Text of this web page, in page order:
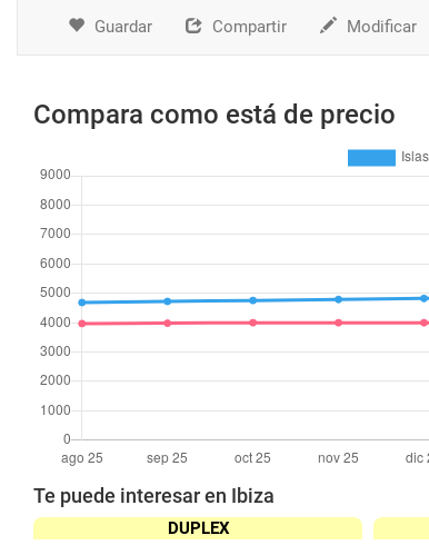
Guardar Compartir Modificar
Compara como está de precio
Te puede interesar en Ibiza
DUPLEX